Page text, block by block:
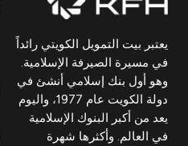
يعتبر بيت التمويل الكويتي رائداً
في مسيرة الصيرفة الإسلامية.
وهو أول بنك إسلامي أنشئ في
دولة الكويت عام 1977، واليوم
يعد من أكبر البنوك الإسلامية
في العالم. وأكثرها شهرة